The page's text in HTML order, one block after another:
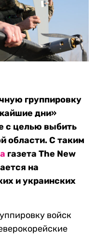
группировку
дни»
с целью выбить
области. С таким
газета The New
на
и украинских
войск